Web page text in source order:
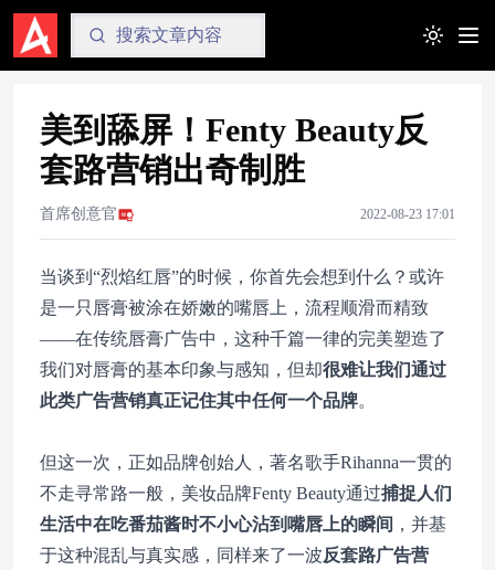
Toggle
美到舔屏！Fenty Beauty反
套路营销出奇制胜
首席创意官 2022-08-23 17:01
当谈到“烈焰红唇”的时候，你首先会想到什么？或许
是一只唇膏被涂在娇嫩的嘴唇上，流程顺滑而精致
——在传统唇膏广告中，这种千篇一律的完美塑造了
我们对唇膏的基本印象与感知，但却很难让我们通过
此类广告营销真正记住其中任何一个品牌。
但这一次，正如品牌创始人，著名歌手Rihanna一贯的
不走寻常路一般，美妆品牌Fenty Beauty通过捕捉人们
生活中在吃番茄酱时不小心沾到嘴唇上的瞬间 ，并基
于这种混乱与真实感，同样来了一波反套路广告营